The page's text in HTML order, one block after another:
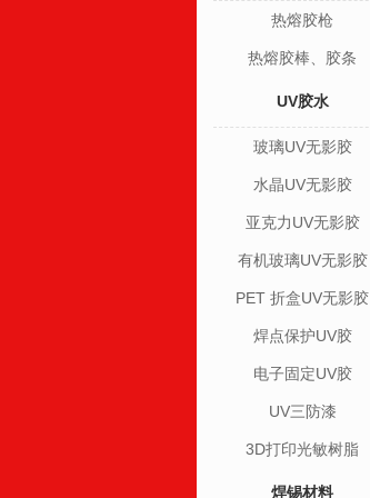
热熔胶枪
热熔胶棒、胶条
UV胶水
玻璃UV无影胶
水晶UV无影胶
亚克力UV无影胶
有机玻璃UV无影胶
PET 折盒UV无影胶
焊点保护UV胶
电子固定UV胶
UV三防漆
3D打印光敏树脂
焊锡材料